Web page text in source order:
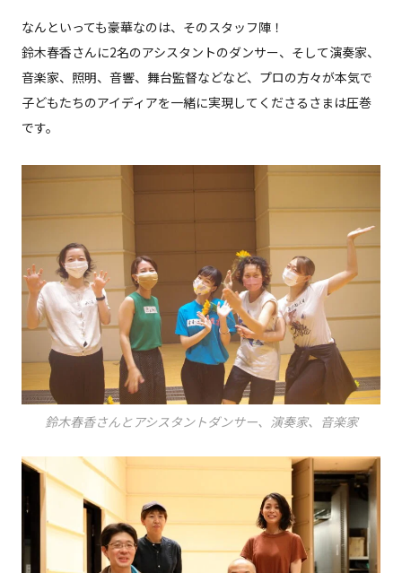
なんといっても豪華なのは、そのスタッフ陣！
鈴木春香さんに2名のアシスタントのダンサー、そして演奏家、
音楽家、照明、音響、舞台監督などなど、プロの方々が本気で
子どもたちのアイディアを一緒に実現してくださるさまは圧巻
です。
鈴木春香さんとアシスタントダンサー、演奏家、音楽家